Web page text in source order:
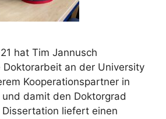
hat Tim Jannusch
Doktorarbeit an der University
Kooperationspartner in
damit den Doktorgrad
liefert einen